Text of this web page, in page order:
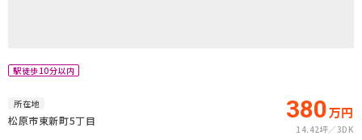
駅徒歩10分以内
所在地
松原市東新町5丁目 380万円
14.42坪 3DK